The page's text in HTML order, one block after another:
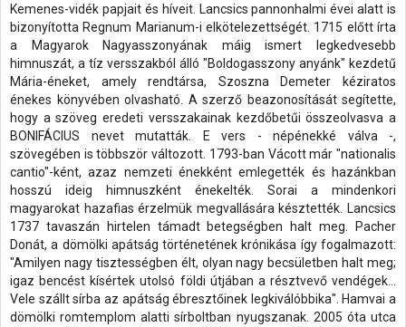
Kemenes-vidék papjait és híveit. Lancsics pannonhalmi évei alatt is
bizonyította Regnum Marianum-i elkötelezettségét. 1715 előtt írta
a Magyarok Nagyasszonyának máig ismert legkedvesebb
himnuszát, a tíz versszakból álló "Boldogasszony anyánk" kezdetű
Mária-éneket, amely rendtársa, Szoszna Demeter kéziratos
énekes könyvében olvasható. A szerző beazonosítását segítette,
hogy a szöveg eredeti versszakainak kezdőbetűi összeolvasva a
BONIFÁCIUS nevet mutatták. E vers - népénekké válva -,
szövegében is többször változott. 1793-ban Vácott már "nationalis
cantio"-ként, azaz nemzeti énekként emlegették és hazánkban
hosszú ideig himnuszként énekelték. Sorai a mindenkori
magyarokat hazafias érzelmük megvallására késztették. Lancsics
1737 tavaszán hirtelen támadt betegségben halt meg. Pacher
Donát, a dömölki apátság történetének krónikása így fogalmazott:
"Amilyen nagy tisztességben élt, olyan nagy becsületben halt meg;
igaz bencést kísértek utolsó földi útjában a résztvevő vendégek...
Vele szállt sírba az apátság ébresztőinek legkiválóbbika". Hamvai a
dömölki romtemplom alatti sírboltban nyugszanak. 2005 óta utca